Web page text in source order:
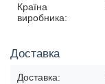
Країна
виробника:
Доставка
Доставка: